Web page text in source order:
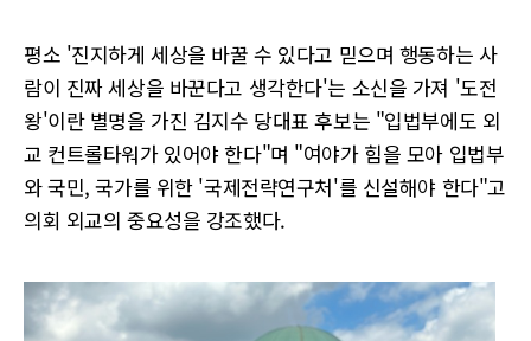
평소 '진지하게 세상을 바꿀 수 있다고 믿으며 행동하는 사
람이 진짜 세상을 바꾼다고 생각한다'는 소신을 가져 '도전
왕'이란 별명을 가진 김지수 당대표 후보는 "입법부에도 외
교 컨트롤타워가 있어야 한다"며 "여야가 힘을 모아 입법부
와 국민, 국가를 위한 '국제전략연구처'를 신설해야 한다"고
의회 외교의 중요성을 강조했다.